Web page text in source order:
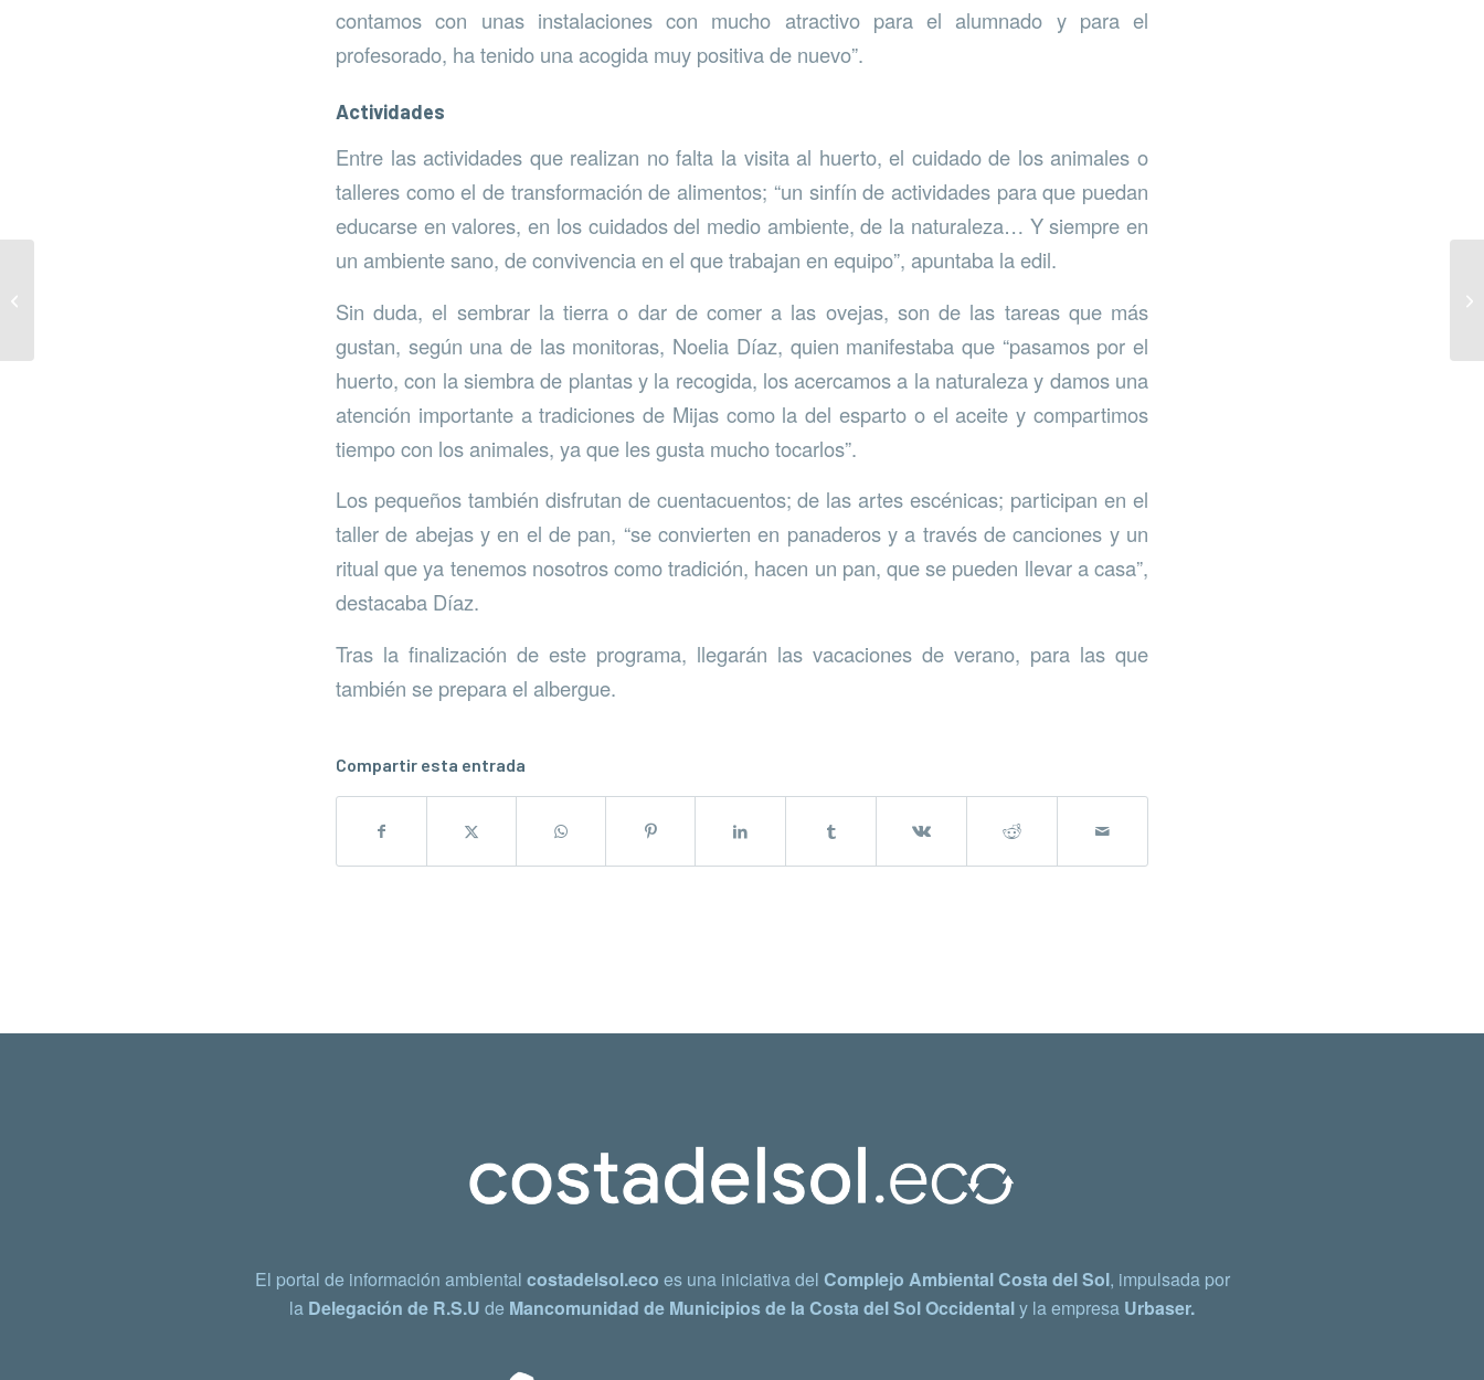
contamos con unas instalaciones con mucho atractivo para el alumnado y para el
profesorado, ha tenido una acogida muy positiva de nuevo”.
Actividades
Entre las actividades que realizan no falta la visita al huerto, el cuidado de los animales o
talleres como el de transformación de alimentos; “un sinfín de actividades para que puedan
educarse en valores, en los cuidados del medio ambiente, de la naturaleza… Y siempre en
un ambiente sano, de convivencia en el que trabajan en equipo”, apuntaba la edil.
Sin duda, el sembrar la tierra o dar de comer a las ovejas, son de las tareas que más
gustan, según una de las monitoras, Noelia Díaz, quien manifestaba que “pasamos por el
huerto, con la siembra de plantas y la recogida, los acercamos a la naturaleza y damos una
atención importante a tradiciones de Mijas como la del esparto o el aceite y compartimos
tiempo con los animales, ya que les gusta mucho tocarlos”.
Los pequeños también disfrutan de cuentacuentos; de las artes escénicas; participan en el
taller de abejas y en el de pan, “se convierten en panaderos y a través de canciones y un
ritual que ya tenemos nosotros como tradición, hacen un pan, que se pueden llevar a casa”,
destacaba Díaz.
Tras la finalización de este programa, llegarán las vacaciones de verano, para las que
también se prepara el albergue.
Compartir esta entrada
El portal de información ambiental costadelsol.eco es una iniciativa del Complejo Ambiental Costa del Sol, impulsada por
la Delegación de R.S.U de Mancomunidad de Municipios de la Costa del Sol Occidentaly la empresa Urbaser.